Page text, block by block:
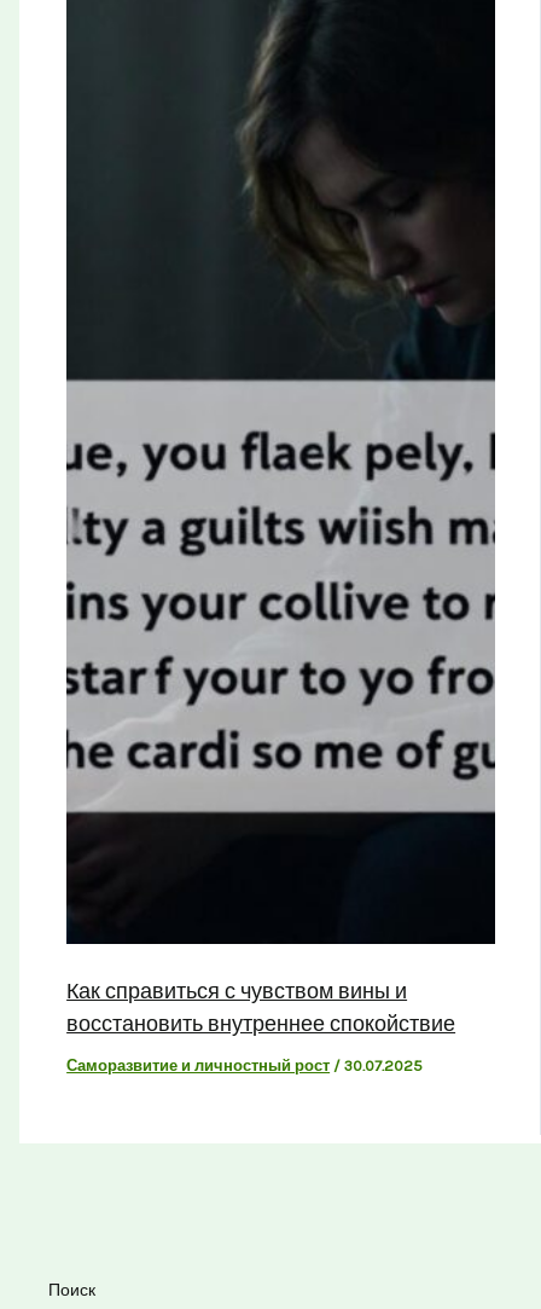
Поиск
Как справиться с чувством вины и
восстановить внутреннее спокойствие
Саморазвитие и личностный рост /30.07.2025